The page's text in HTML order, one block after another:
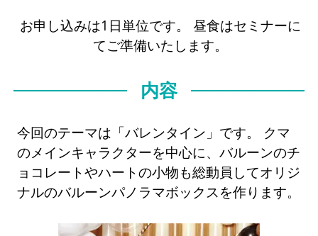
お申し込みは1日単位です。 昼食はセミナーに
てご準備いたします。
内容
今回のテーマは「バレンタイン」です。 クマ
のメインキャラクターを中心に、バルーンのチ
ョコレートやハートの小物も総動員してオリジ
ナルのバルーンパノラマボックスを作ります。